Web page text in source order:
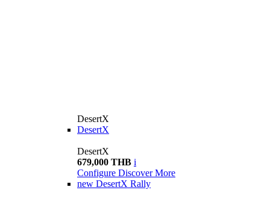
DesertX
DesertX
DesertX
679,000 THB i
Configure Discover More
new DesertX Rally